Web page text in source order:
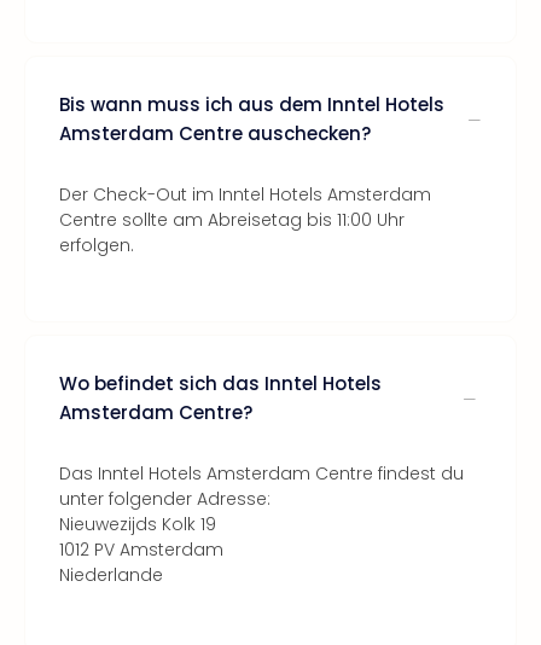
Bis wann muss ich aus dem Inntel Hotels
Amsterdam Centre auschecken?
Der Check-Out im Inntel Hotels Amsterdam
Centre sollte am Abreisetag bis 11:00 Uhr
erfolgen.
Wo befindet sich das Inntel Hotels
Amsterdam Centre?
Das Inntel Hotels Amsterdam Centre findest du
unter folgender Adresse:
Nieuwezijds Kolk 19
1012 PV Amsterdam
Niederlande